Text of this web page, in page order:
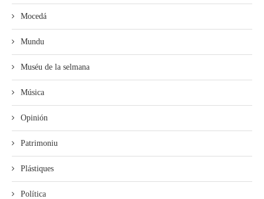
Mocedá
Mundu
Muséu de la selmana
Música
Opinión
Patrimoniu
Plástiques
Política